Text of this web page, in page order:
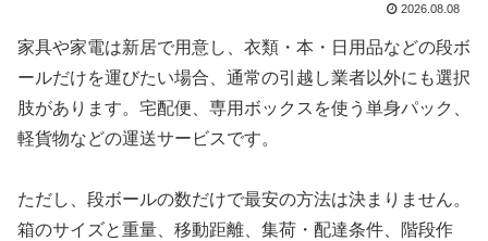
2026.08.08
家具や家電は新居で用意し、衣類・本・日用品などの段ボ
ールだけを運びたい場合、通常の引越し業者以外にも選択
肢があります。宅配便、専用ボックスを使う単身パック、
軽貨物などの運送サービスです。
ただし、段ボールの数だけで最安の方法は決まりません。
箱のサイズと重量、移動距離、集荷・配達条件、階段作